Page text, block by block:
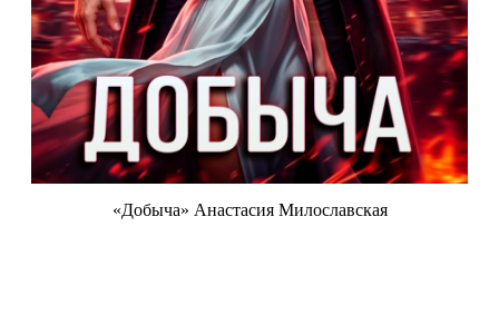
«Добыча» Анастасия Милославская